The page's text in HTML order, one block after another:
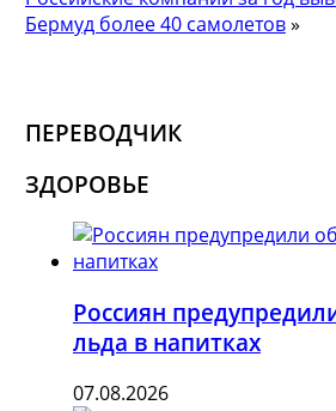
Бермуд более 40 самолетов»
ПЕРЕВОДЧИК
ЗДОРОВЬЕ
Россиян
льда в напитках
07.08.2026